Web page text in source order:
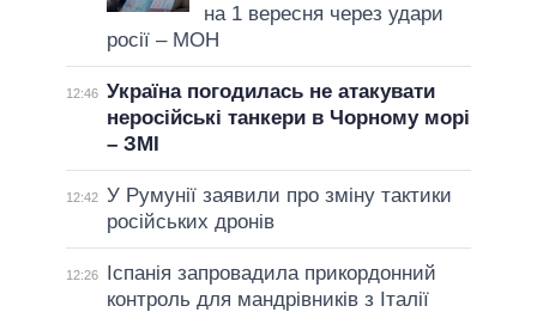
на 1 вересня через удари
росії – МОН
12:46 Україна погодилась не атакувати
неросійські танкери в Чорному морі
– ЗМІ
12:42 У Румунії заявили про зміну тактики
російських дронів
12:26
Іспанія запровадила прикордонний
контроль для мандрівників з Італії